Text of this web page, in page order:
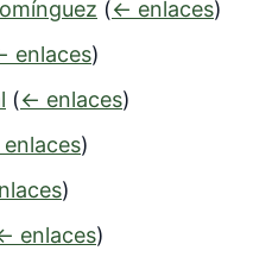
(← enlaces)
enlaces)
(← enlaces)
)
)
enlaces)